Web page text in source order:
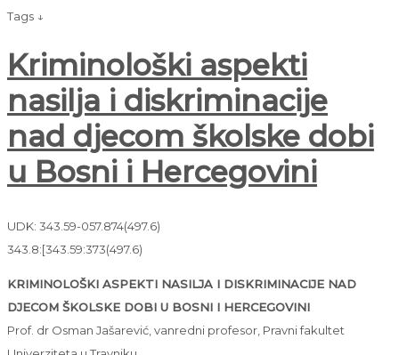
Tags ↓
Kriminološki aspekti
nasilja i diskriminacije
nad djecom školske dobi
u Bosni i Hercegovini
UDK: 343.59-057.874(497.6)
343.8:[343.59:373(497.6)
KRIMINOLOŠKI ASPEKTI NASILJA I DISKRIMINACIJE NAD
DJECOM ŠKOLSKE DOBI U BOSNI I HERCEGOVINI
Prof. dr Osman Jašarević, vanredni profesor, Pravni fakultet